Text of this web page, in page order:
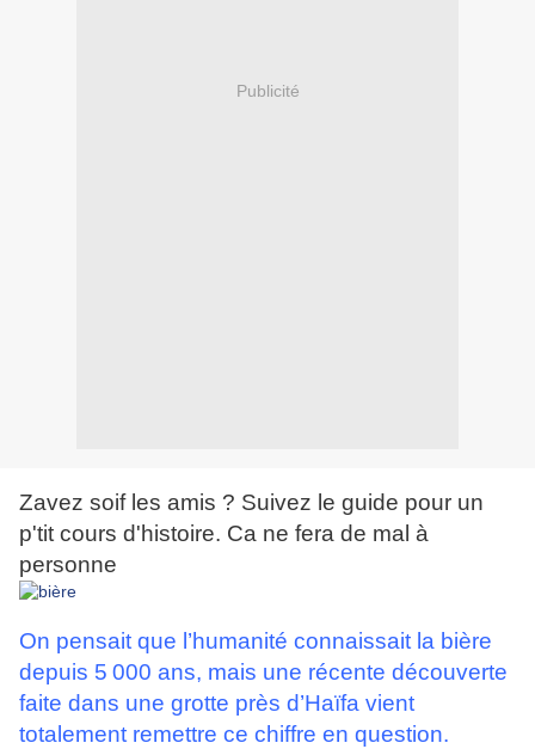
Publicité
Zavez soif les amis ? Suivez le guide pour un
p'tit cours d'histoire. Ca ne fera de mal à
personne
On pensait que l’humanité connaissait la bière
depuis 5 000 ans, mais une récente découverte
faite dans une grotte près d’Haïfa vient
totalement remettre ce chiffre en question.